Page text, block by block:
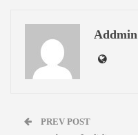
Addmin
PREV POST